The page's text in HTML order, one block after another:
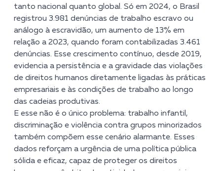
tanto nacional quanto global. Só em 2024, o Brasil
registrou 3.981 denúncias de trabalho escravo ou
análogo à escravidão, um aumento de 13% em
relação a 2023, quando foram contabilizadas 3.461
denúncias. Esse crescimento contínuo, desde 2019,
evidencia a persistência e a gravidade das violações
de direitos humanos diretamente ligadas às práticas
empresariais e às condições de trabalho ao longo
das cadeias produtivas.
E esse não é o único problema: trabalho infantil,
discriminação e violência contra grupos minorizados
também compõem esse cenário alarmante. Esses
dados reforçam a urgência de uma política pública
sólida e eficaz, capaz de proteger os direitos